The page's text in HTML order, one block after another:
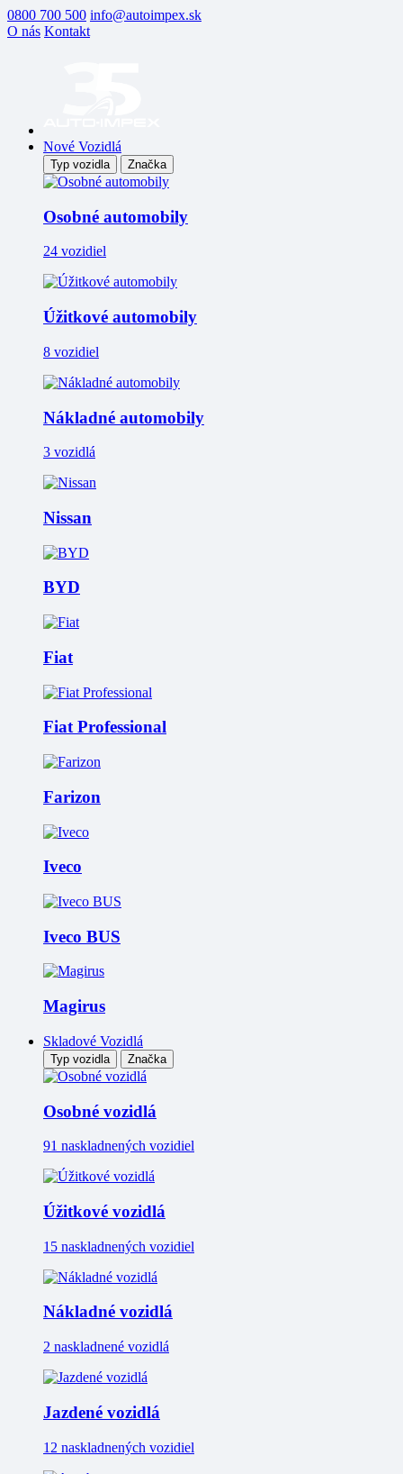
0800 700 500 info@autoimpex.sk
O nás Kontakt
Nové Vozidlá
Typ vozidla Značka
Osobné automobily
24 vozidiel
Úžitkové automobily
8 vozidiel
Nákladné automobily
3 vozidlá
Nissan
BYD
Fiat
Fiat Professional
Farizon
Iveco
Iveco BUS
Magirus
Skladové Vozidlá
Typ vozidla Značka
Osobné vozidlá
91 naskladnených vozidiel
Úžitkové vozidlá
15 naskladnených vozidiel
Nákladné vozidlá
2 naskladnené vozidlá
Jazdené vozidlá
12 naskladnených vozidiel